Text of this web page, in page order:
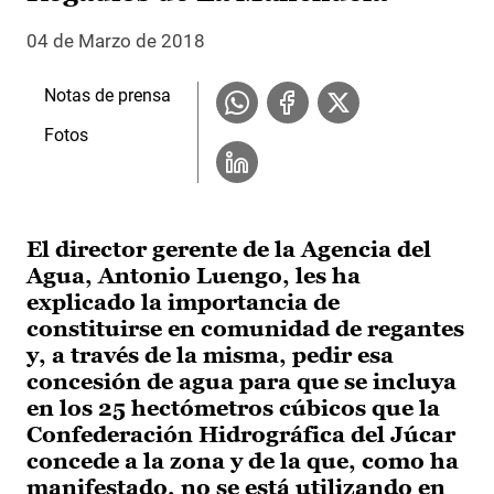
04 de Marzo de 2018
El director gerente de la Agencia del
Agua, Antonio Luengo, les ha
explicado la importancia de
constituirse en comunidad de regantes
y, a través de la misma, pedir esa
concesión de agua para que se incluya
en los 25 hectómetros cúbicos que la
Confederación Hidrográfica del Júcar
concede a la zona y de la que, como ha
manifestado, no se está utilizando en
Notas de prensa
Fotos